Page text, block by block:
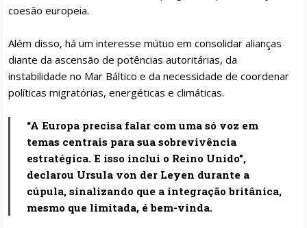
coesão europeia.
Além disso, há um interesse mútuo em consolidar alianças
diante da ascensão de potências autoritárias, da
instabilidade no Mar Báltico e da necessidade de coordenar
políticas migratórias, energéticas e climáticas.
“A Europa precisa falar com uma só voz em
temas centrais para sua sobrevivência
estratégica. E isso inclui o Reino Unido”,
declarou Ursula von der Leyen durante a
cúpula, sinalizando que a integração britânica,
mesmo que limitada, é bem-vinda.